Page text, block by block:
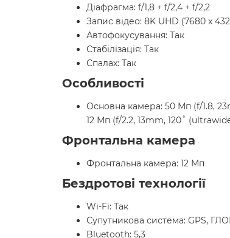
Діафрагма: f/1,8 + f/2,4 + f/2,2
Запис відео: 8K UHD (7680 x
Автофокусування: Так
Стабілізація: Так
Спалах: Так
Особливості
Основна камера: 50 Мп (f/1.8,
12 Мп (f/2.2, 13mm, 120˚
Фронтальна камера
Фронтальна камера: 12 Мп
Бездротові технології
Wi-Fi: Так
Супутникова система: GPS,
Bluetooth: 5,3